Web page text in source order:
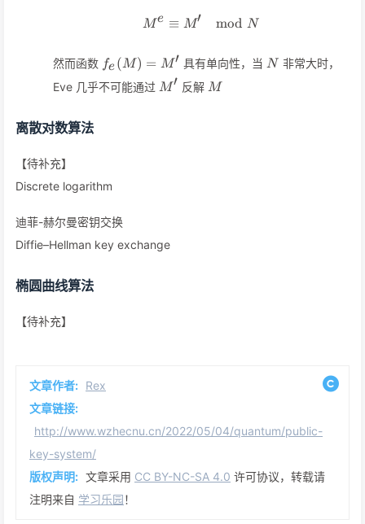
M^e\equiv M'\mod N
Me ≡ M′ mod N
然而函数 f_e(M)=M'
fe (M) = M′ 具有单向性，当 N
N 非常大时，
Eve 几乎不可能通过 M'
M′ 反解 M
M
离散对数算法
【待补充】
Discrete logarithm
迪菲-赫尔曼密钥交换
Diffie–Hellman key exchange
椭圆曲线算法
【待补充】
文章作者: Rex
文章链接:
http://www.wzhecnu.cn/2022/05/04/quantum/public-
key-system/
版权声明: 文章采用 CC BY-NC-SA 4.0 许可协议，转载请
注明来自 学习乐园！